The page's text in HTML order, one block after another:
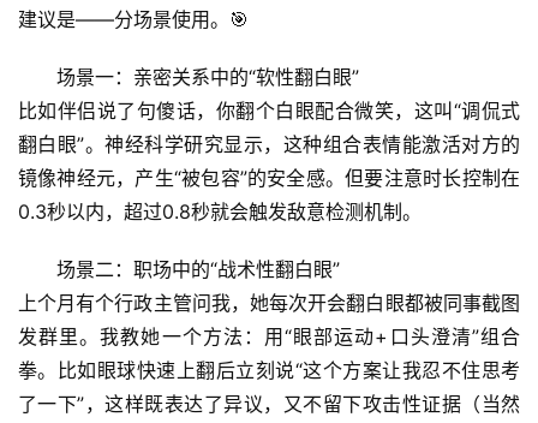
列
自
然
万
物
体
奥
秘
建议是——分场景使用。🎯
场景一：亲密关系中的“软性翻白眼”
比如伴侣说了句傻话，你翻个白眼配合微笑，这叫“调侃式
翻白眼”。神经科学研究显示，这种组合表情能激活对方的
镜像神经元，产生“被包容”的安全感。但要注意时长控制在
0.3秒以内，超过0.8秒就会触发敌意检测机制。
场景二：职场中的“战术性翻白眼”
上个月有个行政主管问我，她每次开会翻白眼都被同事截图
发群里。我教她一个方法：用“眼部运动+口头澄清”组合
拳。比如眼球快速上翻后立刻说“这个方案让我忍不住思考
了一下”，这样既表达了异议，又不留下攻击性证据（当然